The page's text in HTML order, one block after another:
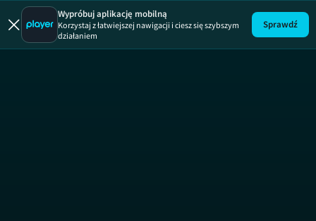
Wypróbuj aplikację mobilną
Korzystaj z łatwiejszej nawigacji i ciesz się szybszym
działaniem
Sprawdź